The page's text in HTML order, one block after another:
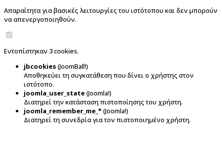
Απαραίτητα για βασικές λειτουργίες του ιστότοπου και δεν μπορούν
να απενεργοποιηθούν.
Εντοπίστηκαν 3 cookies.
jbcookies(JoomBall!)
Αποθηκεύει τη συγκατάθεση που δίνει ο χρήστης στον
ιστότοπο.
joomla_user_state(Joomla!)
Διατηρεί την κατάσταση πιστοποίησης του χρήστη.
joomla_remember_me_*(Joomla!)
Διατηρεί τη συνεδρία για τον πιστοποιημένο χρήστη.